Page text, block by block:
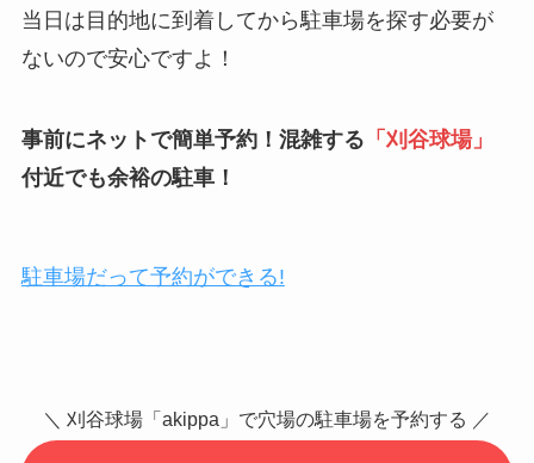
当日は目的地に到着してから駐車場を探す必要が
ないので安心ですよ！
事前にネットで簡単予約！混雑する 「 刈谷球場」
付近でも余裕の駐車！
駐車場だって予約ができる!
＼ 刈谷球場「akippa」で穴場の駐車場を予約する ／